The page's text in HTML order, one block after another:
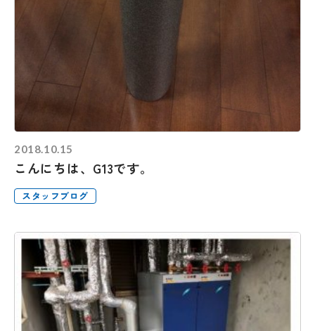
2018.10.15
こんにちは、G13です。
スタッフブログ